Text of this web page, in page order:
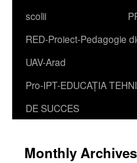
scolii
RED-Proiect-Pedagogie
UAV-Arad
Pro-IPT-EDUCAȚIA
DE SUCCES
Monthly